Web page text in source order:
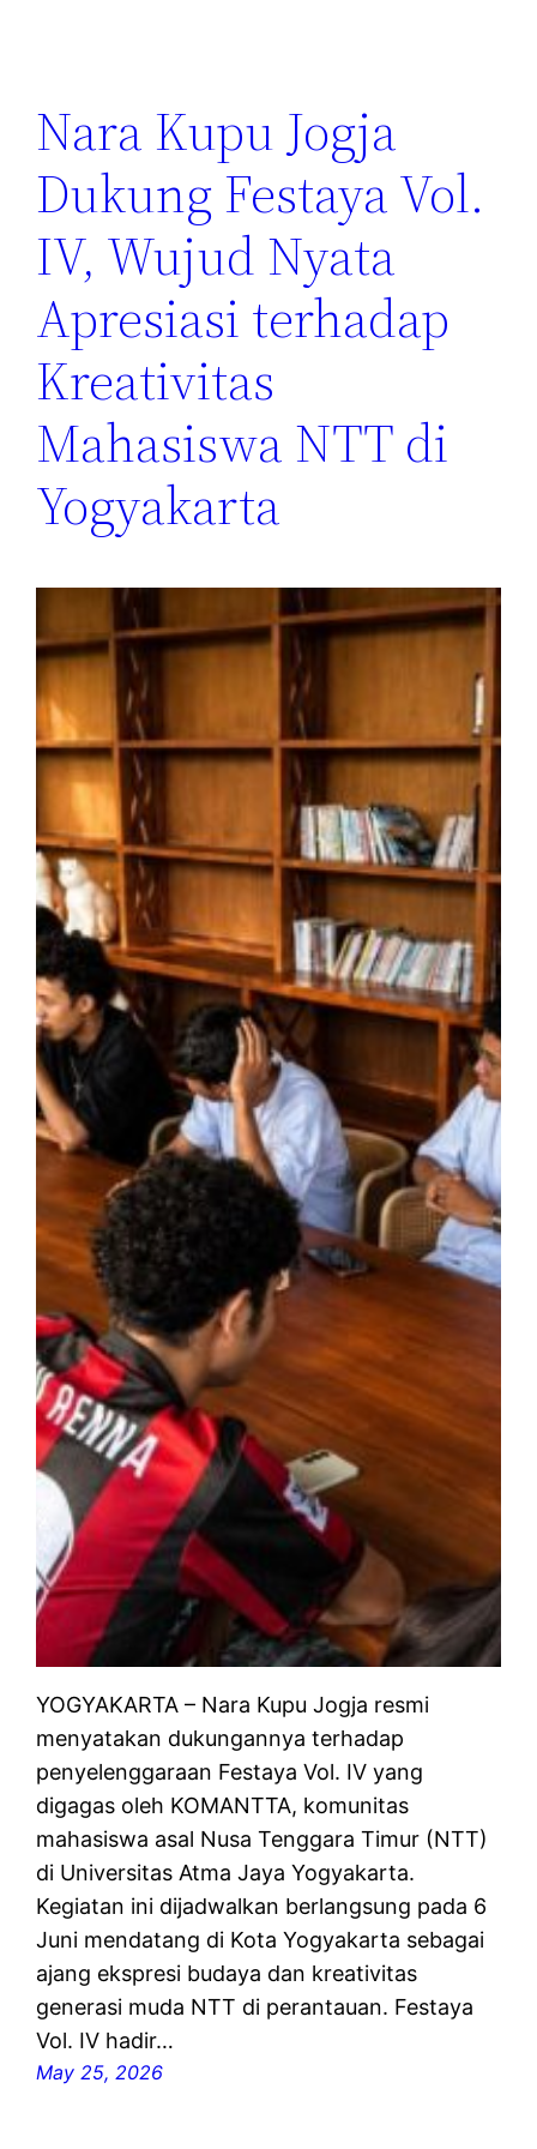
Nara Kupu Jogja
Dukung Festaya Vol.
IV, Wujud Nyata
Apresiasi terhadap
Kreativitas
Mahasiswa NTT di
Yogyakarta
YOGYAKARTA – Nara Kupu Jogja resmi
menyatakan dukungannya terhadap
penyelenggaraan Festaya Vol. IV yang
digagas oleh KOMANTTA, komunitas
mahasiswa asal Nusa Tenggara Timur (NTT)
di Universitas Atma Jaya Yogyakarta.
Kegiatan ini dijadwalkan berlangsung pada 6
Juni mendatang di Kota Yogyakarta sebagai
ajang ekspresi budaya dan kreativitas
generasi muda NTT di perantauan. Festaya
Vol. IV hadir…
May 25, 2026